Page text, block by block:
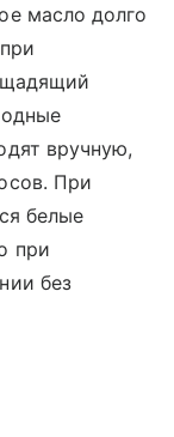
масло долго
щадящий
вручную,
При
белые
при
без